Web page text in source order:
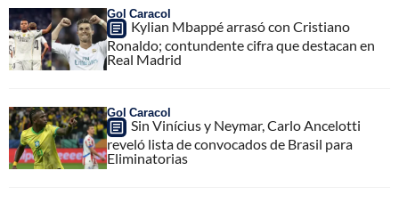
Gol Caracol
Kylian Mbappé arrasó con Cristiano
Ronaldo; contundente cifra que destacan en
Real Madrid
Gol Caracol
Sin Vinícius y Neymar, Carlo Ancelotti
reveló lista de convocados de Brasil para
Eliminatorias